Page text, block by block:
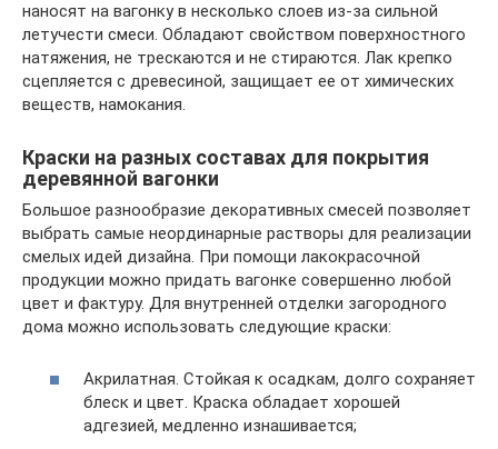
наносят на вагонку в несколько слоев из-за сильной
летучести смеси. Обладают свойством поверхностного
натяжения, не трескаются и не стираются. Лак крепко
сцепляется с древесиной, защищает ее от химических
веществ, намокания.
Краски на разных составах для покрытия
деревянной вагонки
Большое разнообразие декоративных смесей позволяет
выбрать самые неординарные растворы для реализации
смелых идей дизайна. При помощи лакокрасочной
продукции можно придать вагонке совершенно любой
цвет и фактуру. Для внутренней отделки загородного
дома можно использовать следующие краски:
Акрилатная. Стойкая к осадкам, долго сохраняет
блеск и цвет. Краска обладает хорошей
адгезией, медленно изнашивается;